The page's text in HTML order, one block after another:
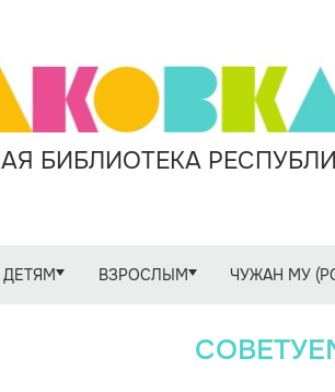
БИБЛИОТЕКА
ДЕТЯМ ВЗРОСЛЫМ ЧУЖАН МУ